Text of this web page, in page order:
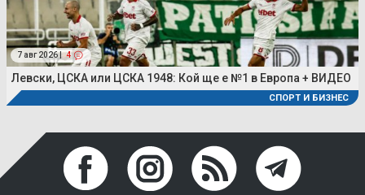
7 авг 2026 | 4
Левски, ЦСКА или ЦСКА 1948: Кой ще е №1 в Европа + ВИДЕО
СПОРТ И БИЗНЕС